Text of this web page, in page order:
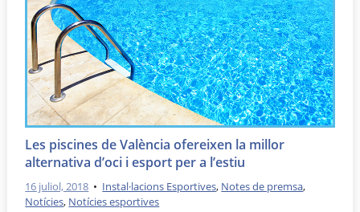
Les piscines de València ofereixen la millor
alternativa d’oci i esport per a l’estiu
16 juliol, 2018 • Instal·lacions Esportives, Notes de premsa,
Notícies, Notícies esportives